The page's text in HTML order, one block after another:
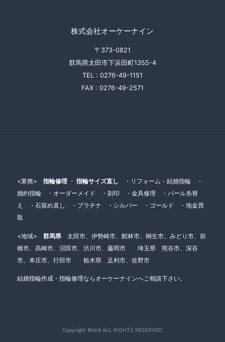
株式会社オーケーナイン
〒373-0821
群馬県太田市下浜田町1355-4
TEL : 0276-49-1151
FAX : 0276-49-2571
<業務> 指輪修理・ 指輪サイズ直し ・リフォーム・結婚指輪 ・
婚約指輪 ・オーダーメイド ・刻印 ・金具修理 ・パール糸替
え ・石留め直し ・プラチナ ・シルバー ・ゴールド ・地金買
取
<地域> 群馬県太田市、伊勢崎市、館林市、桐生市、みどり市、前
橋市、高崎市、沼田市、渋川市、藤岡市 埼玉県 熊谷市、深谷
市、本庄市、行田市 栃木県 足利市、佐野市
結婚指輪作成・指輪修理ならオーケーナインへご相談下さい。
Copyright ©ok9 ALL RIGHTS RESERVED.